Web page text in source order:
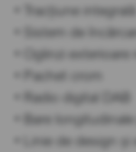
• Tracțiune integrală
• Sistem de
• Oglinzi
• Pachet crom
• Radio digital DAB
• Bare
• Linie de design